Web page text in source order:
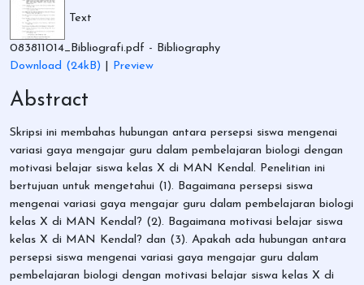
Text
083811014_Bibliografi.pdf - Bibliography
Download (24kB)
Preview
Abstract
Skripsi ini membahas hubungan antara persepsi siswa mengenai
variasi gaya mengajar guru dalam pembelajaran biologi dengan
motivasi belajar siswa kelas X di MAN Kendal. Penelitian ini
bertujuan untuk mengetahui (1). Bagaimana persepsi siswa
mengenai variasi gaya mengajar guru dalam pembelajaran biologi
kelas X di MAN Kendal? (2). Bagaimana motivasi belajar siswa
kelas X di MAN Kendal? dan (3). Apakah ada hubungan antara
persepsi siswa mengenai variasi gaya mengajar guru dalam
pembelajaran biologi dengan motivasi belajar siswa kelas X di